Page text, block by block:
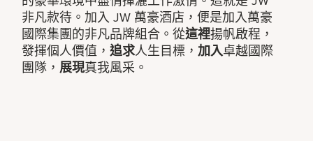
非凡款待。加入 JW 萬豪酒店，便是加入萬豪
國際集團的非凡品牌組合。從這裡揚帆啟程，
發揮個人價值，追求人生目標，加入卓越國際
團隊， 展現真我風采。